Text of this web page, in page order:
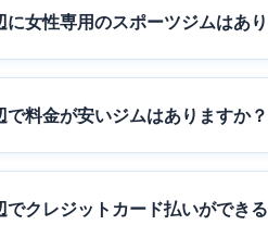
に女性専用のスポーツジムはあ
で料金が安いジムはありますか？
でクレジットカード払いができ